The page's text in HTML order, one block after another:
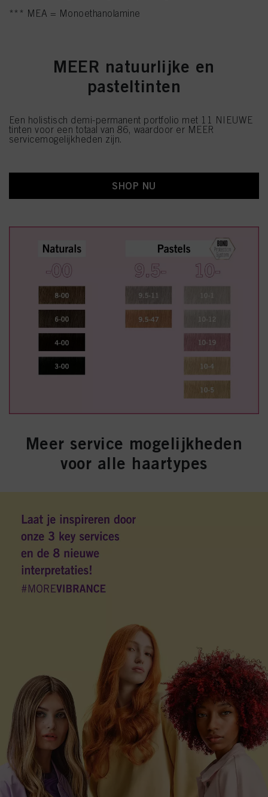
*** MEA = Monoethanolamine
MEER natuurlijke en
pasteltinten
Een holistisch demi-permanent portfolio met 11 NIEUWE
tinten voor een totaal van 86, waardoor er MEER
servicemogelijkheden zijn.
SHOP NU
Meer service mogelijkheden
voor alle haartypes